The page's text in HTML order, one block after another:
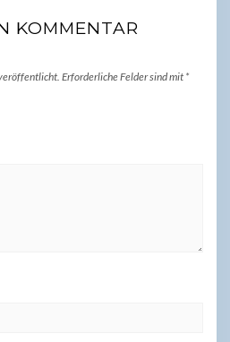
KOMMENTAR
Erforderliche Felder sind mit *